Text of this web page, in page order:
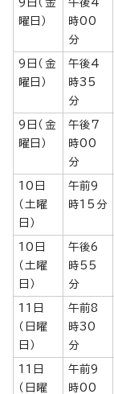
9日（金
曜日）
午後4
時00
分
9日（金
曜日）
午後4
時35
分
9日（金
曜日）
午後7
時00
分
10日
（土曜
日）
午前9
時15分
10日
（土曜
日）
午後6
時55
分
11日
（日曜
日）
午前8
時30
分
11日
（日曜
午前9
時00